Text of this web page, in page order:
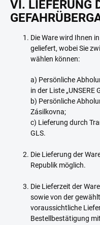
VI. LIEFERUNG
Die Ware wird Ihnen
geliefert, wobei Sie
wählen können:
a) Persönliche
in der Liste „UNSERE
b) Persönliche
Zásilkovna;
c) Lieferung durch
GLS.
Die Lieferung der
Republik möglich.
Die Lieferzeit der
sowie von der
voraussichtliche
Bestellbestätigung